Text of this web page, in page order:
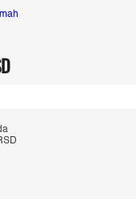
RSD.
RSD.